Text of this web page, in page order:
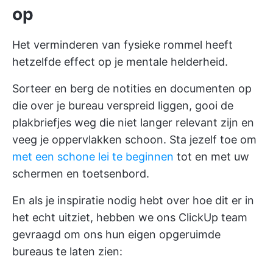
op
Het verminderen van fysieke rommel heeft
hetzelfde effect op je mentale helderheid.
Sorteer en berg de notities en documenten op
die over je bureau verspreid liggen, gooi de
plakbriefjes weg die niet langer relevant zijn en
veeg je oppervlakken schoon. Sta jezelf toe om
met een schone lei te beginnen tot en met uw
schermen en toetsenbord.
En als je inspiratie nodig hebt over hoe dit er in
het echt uitziet, hebben we ons ClickUp team
gevraagd om ons hun eigen opgeruimde
bureaus te laten zien: